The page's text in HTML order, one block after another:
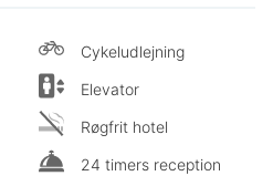
Cykeludlejning
Elevator
Røgfrit hotel
24 timers reception